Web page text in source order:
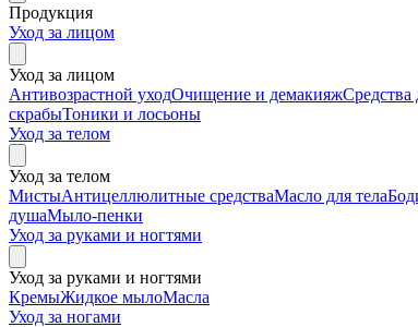
Продукция
Уход за лицом
Уход за лицом
Антивозрастной уходОчищение и демакияж
скрабыТоники и лосьоны
Уход за телом
Уход за телом
МистыАнтицеллюлитные средстваМасло для тела
душаМыло-пенки
Уход за руками и ногтями
Уход за руками и ногтями
КремыЖидкое мылоМасла
Уход за ногами